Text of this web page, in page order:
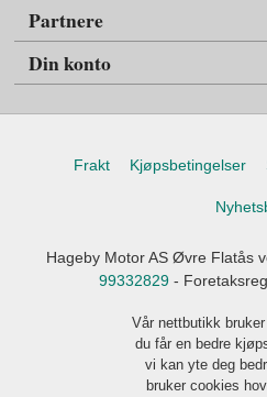
Partnere
Din konto
Frakt Kjøpsbetingelser
Hageby Motor AS Øvre Flatås
99332829-
Vår nettbutikk
du får en bedre
vi kan yte deg
bruker cookies